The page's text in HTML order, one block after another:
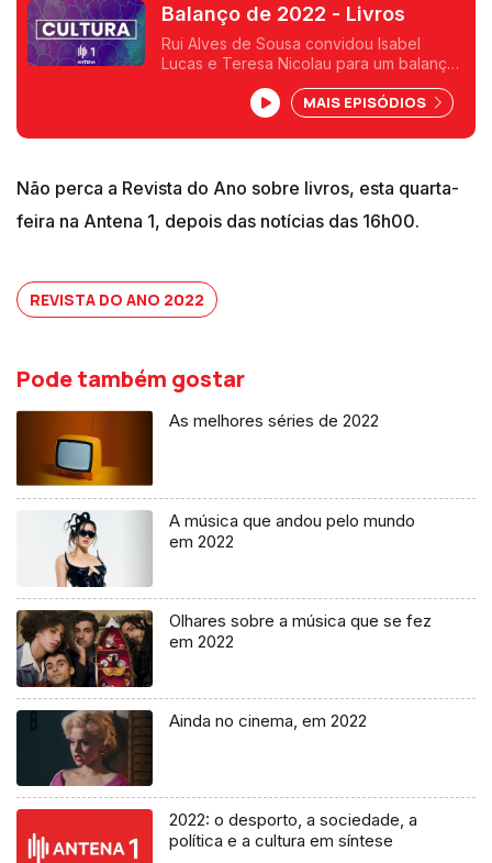
Balanço de 2022 - Livros
Rui Alves de Sousa convidou Isabel
Lucas e Teresa Nicolau para um balanço
novidades e clássicos e pelo centenário
de dois escritores portugueses.
MAIS EPISÓDIOS
Não perca a Revista do Ano sobre livros, esta quarta-
feira na Antena 1, depois das notícias das 16h00.
REVISTA DO ANO 2022
Pode também gostar
As melhores séries de 2022
A música que andou pelo mundo
em 2022
Olhares sobre a música que se fez
em 2022
Ainda no cinema, em 2022
2022: o desporto, a sociedade, a
política e a cultura em síntese